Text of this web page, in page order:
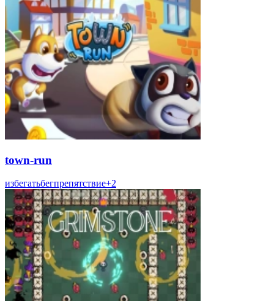
town-run
избегатьбегпрепятствие+2